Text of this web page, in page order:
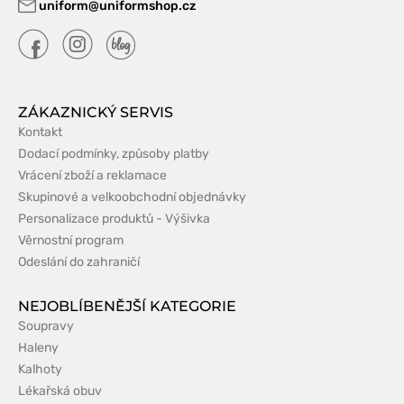
uniform@uniformshop.cz
ZÁKAZNICKÝ SERVIS
Kontakt
Dodací podmínky, způsoby platby
Vrácení zboží a reklamace
Skupinové a velkoobchodní objednávky
Personalizace produktů - Výšivka
Věrnostní program
Odeslání do zahraničí
NEJOBLÍBENĚJŠÍ KATEGORIE
Soupravy
Haleny
Kalhoty
Lékařská obuv